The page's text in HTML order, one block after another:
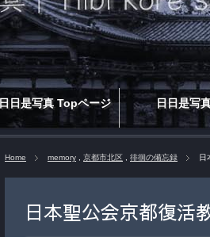
日日是写真 Topページ 日日是写
Home memory 京都市北区 徘徊の備忘録 日
日本聖公会京都復活